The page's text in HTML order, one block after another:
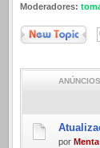
Moderadores:
Novo Tópico
ANÚNCIOS
por Menta